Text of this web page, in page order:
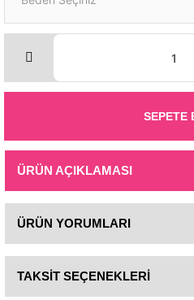
SEPETE
ÜRÜN AÇIKLAMASI
ÜRÜN YORUMLARI
TAKSİT SEÇENEKLERİ